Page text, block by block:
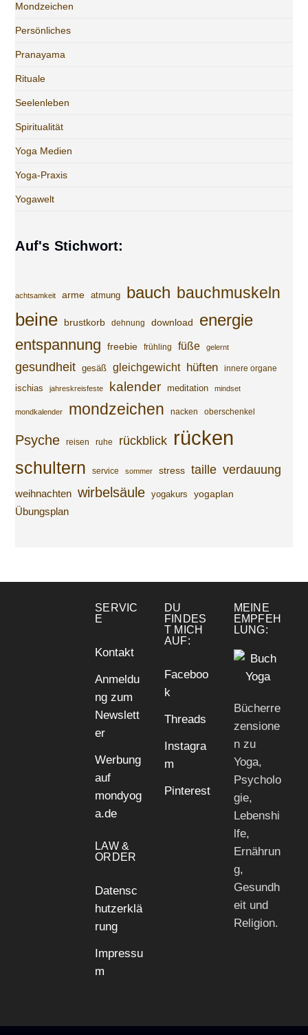
Mondzeichen
Persönliches
Pranayama
Rituale
Seelenleben
Spiritualität
Yoga Medien
Yoga-Praxis
Yogawelt
Auf's Stichwort:
achtsamkeit arme atmung bauch bauchmuskeln
beine brustkorb dehnung download energie
entspannung freebie frühling füße gelernt
gesundheit gesäß gleichgewicht hüften innere organe
ischias jahreskreisfeste kalender meditation mindset
mondkalender mondzeichen nacken oberschenkel
Psyche reisen ruhe rückblick rücken
schultern service sommer stress taille verdauung
weihnachten wirbelsäule yogakurs yogaplan
Übungsplan
SERVIC
E
Kontakt
Anmeldu
ng zum
Newslett
er
Werbung
auf
mondyog
a.de
LAW &
ORDER
Datensc
hutzerklä
rung
Impressu
m
DU
FINDES
T MICH
AUF:
Faceboo
k
Threads
Instagra
m
Pinterest
MEINE
EMPFEH
LUNG:
Bücherre
zensione
n zu
Yoga,
Psycholo
gie,
Lebenshi
lfe,
Ernährun
g,
Gesundh
eit und
Religion.